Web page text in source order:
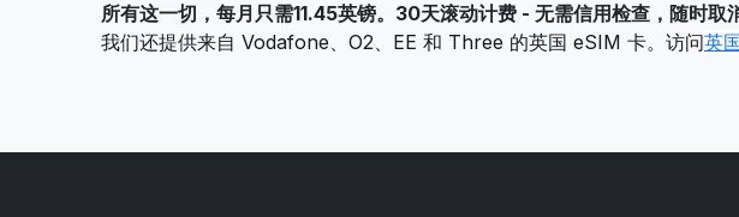
所有这一切，每月只需11.45英镑。30天滚动计费 - 无需信用检查，随时取消
我们还提供来自 Vodafone、O2、EE 和 Three 的英国 eSIM 卡。访问英